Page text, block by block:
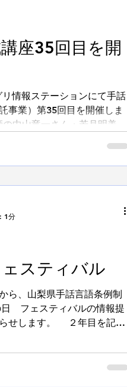
座35回目を開
情報ステーションにて手話
事業）第35回目を開催しま
中山竜一さん・若月明美さ
座～33講座のまとめで、...
スティバル
ら、山梨県手話言語条例制
フェスティバルの情報提
せします。 ２年目を記念
ついての関心と理解を深め
1分